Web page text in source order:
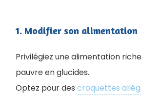
1. Modifier son alimentation
Privilégiez une alimentation
pauvre en glucides.
Optez pour des croquettes